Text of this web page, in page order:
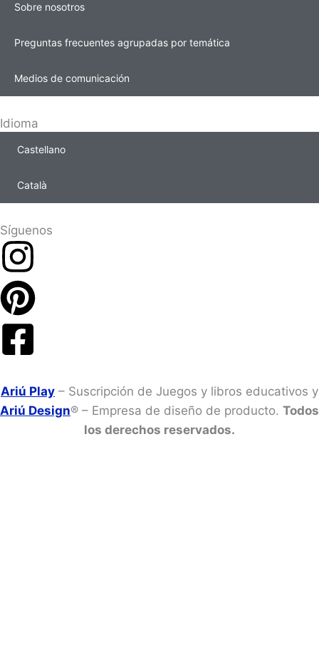
Sobre nosotros
Preguntas frecuentes agrupadas por temática
Medios de comunicación
Idioma
Castellano
Català
Síguenos
Ariú Play – Suscripción de Juegos y libros educativos y
Ariú Design® – Empresa de diseño de producto. Todos
los derechos reservados.